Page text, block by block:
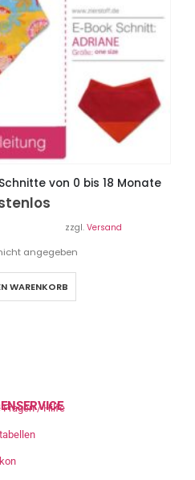
Schnitte von 0 bis 18 Monate
zzgl. Versand
angegeben
WARENKORB
Fragen / Hilfe